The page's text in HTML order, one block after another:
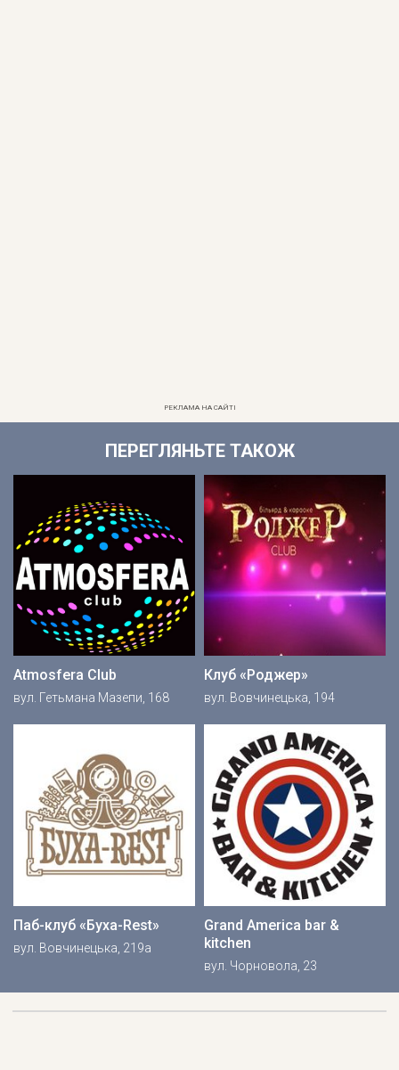
РЕКЛАМА НА САЙТІ
ПЕРЕГЛЯНЬТЕ ТАКОЖ
Atmosfera Club
вул. Гетьмана Мазепи, 168
Клуб «Роджер»
вул. Вовчинецька, 194
Паб-клуб «Буха-Rest»
вул. Вовчинецька, 219а
Grand America bar &
kitchen
вул. Чорновола, 23